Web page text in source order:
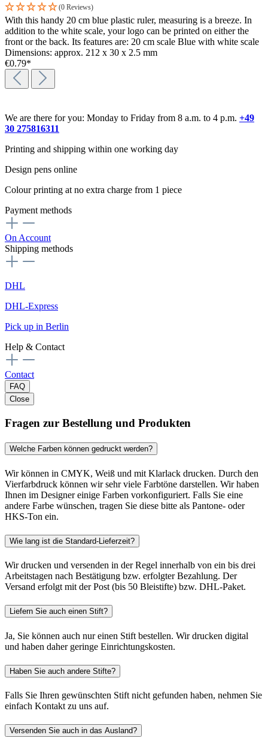
(0 Reviews)
With this handy 20 cm blue plastic ruler, measuring is a breeze. In
addition to the white scale, your logo can be printed on either the
front or the back. Its features are: 20 cm scale Blue with white scale
Dimensions: approx. 212 x 30 x 2.5 mm
€0.79*
We are there for you: Monday to Friday from 8 a.m. to 4 p.m. +49
30 275816311
Printing and shipping within one working day
Design pens online
Colour printing at no extra charge from 1 piece
Payment methods
On Account
Shipping methods
DHL
DHL-Express
Pick up in Berlin
Help & Contact
Contact
FAQ
Close
Fragen zur Bestellung und Produkten
Welche Farben können gedruckt werden?
Wir können in CMYK, Weiß und mit Klarlack drucken. Durch den
Vierfarbdruck können wir sehr viele Farbtöne darstellen. Wir haben
Ihnen im Designer einige Farben vorkonfiguriert. Falls Sie eine
andere Farbe wünschen, tragen Sie diese bitte als Pantone- oder
HKS-Ton ein.
Wie lang ist die Standard-Lieferzeit?
Wir drucken und versenden in der Regel innerhalb von ein bis drei
Arbeitstagen nach Bestätigung bzw. erfolgter Bezahlung. Der
Versand erfolgt mit der Post (bis 50 Bleistifte) bzw. DHL-Paket.
Liefern Sie auch einen Stift?
Ja, Sie können auch nur einen Stift bestellen. Wir drucken digital
und haben daher geringe Einrichtungskosten.
Haben Sie auch andere Stifte?
Falls Sie Ihren gewünschten Stift nicht gefunden haben, nehmen Sie
einfach Kontakt zu uns auf.
Versenden Sie auch in das Ausland?